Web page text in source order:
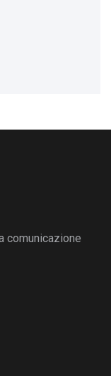
comunicazione